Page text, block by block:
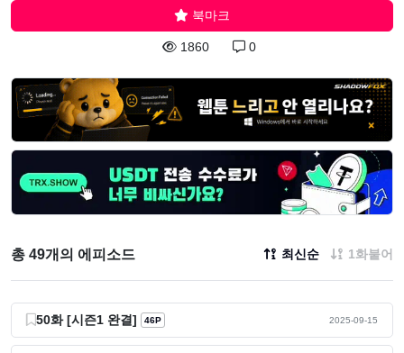
북마크
1860 0
총 49개의 에피소드 최신순 1화붙어
50화 [시즌1 완결] 46P 2025-09-15